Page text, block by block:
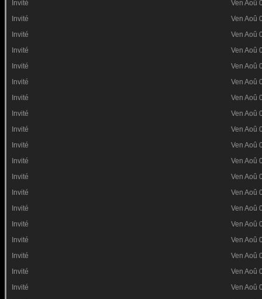
Invité
Ven Aoû
Invité
Ven Aoû
Invité
Ven Aoû
Invité
Ven Aoû
Invité
Ven Aoû
Invité
Ven Aoû
Invité
Ven Aoû
Invité
Ven Aoû
Invité
Ven Aoû
Invité
Ven Aoû
Invité
Ven Aoû
Invité
Ven Aoû
Invité
Ven Aoû
Invité
Ven Aoû
Invité
Ven Aoû
Invité
Ven Aoû
Invité
Ven Aoû
Invité
Ven Aoû
Invité
Ven Aoû